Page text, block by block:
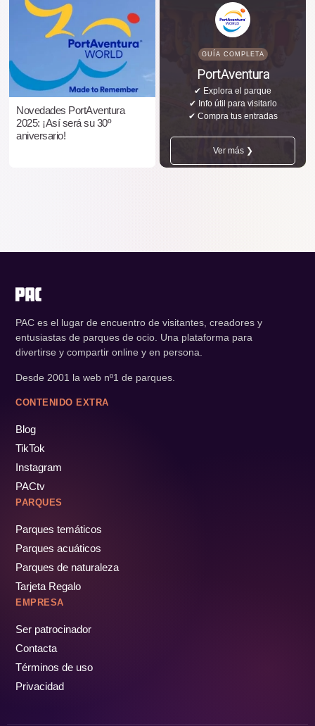
Novedades PortAventura
2025: ¡Así será su 30º
aniversario!
GUÍA COMPLETA
PortAventura
✔ Explora el parque
✔ Info útil para visitarlo
✔ Compra tus entradas
Ver más ❯
PAC es el lugar de encuentro de visitantes, creadores y
entusiastas de parques de ocio. Una plataforma para
divertirse y compartir online y en persona.
Desde 2001 la web nº1 de parques.
CONTENIDO EXTRA
Blog
TikTok
Instagram
PACtv
PARQUES
Parques temáticos
Parques acuáticos
Parques de naturaleza
Tarjeta Regalo
EMPRESA
Ser patrocinador
Contacta
Términos de uso
Privacidad